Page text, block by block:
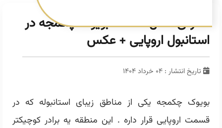
معرفی کامل منطقه بویوک چکمجه در
استانبول اروپایی + عکس
تاریخ انتشار : ۰۴ خرداد ۱۴۰۴
بویوک چکمجه یکی از مناطق زیبای استانبوله که در
قسمت اروپایی قرار داره . این منطقه یه برادر کوچیکتر